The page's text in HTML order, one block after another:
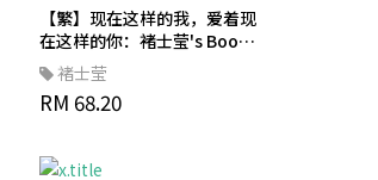
【繁】现在这样的我，爱着现
在这样的你：褚士莹's Book
of LOVE
褚士莹
RM 68.20